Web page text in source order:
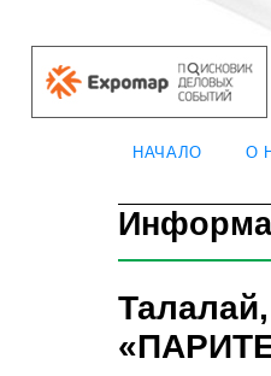
НАЧАЛО О